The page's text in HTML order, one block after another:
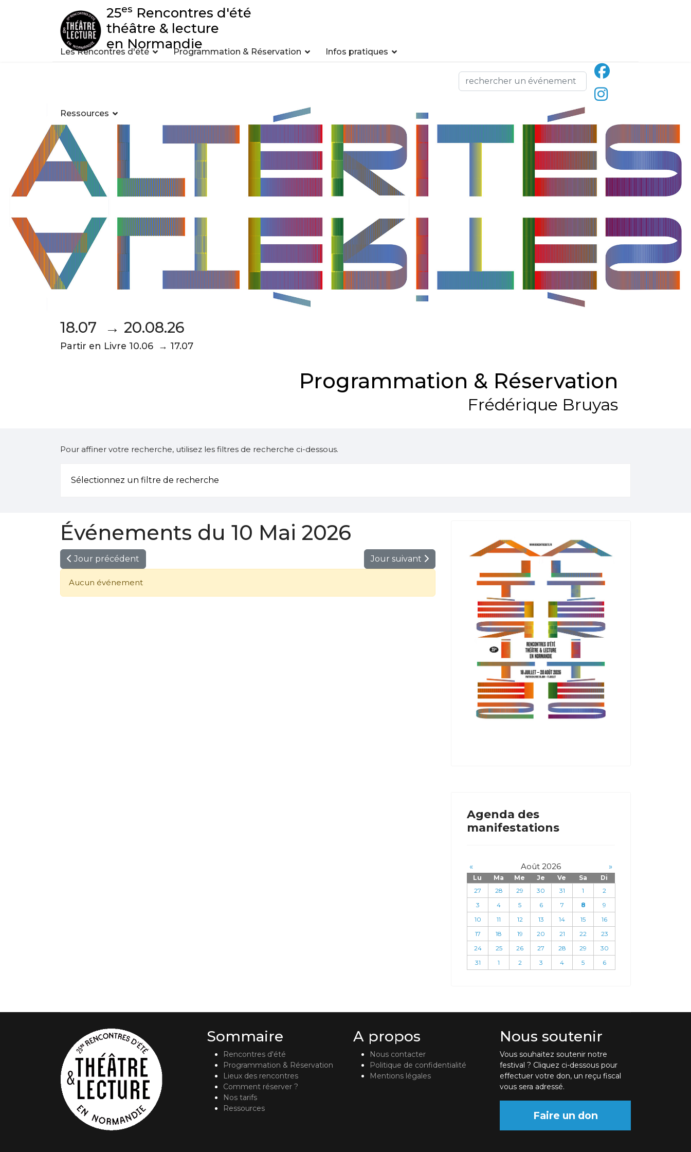
25es Rencontres d'été
théâtre & lecture
en Normandie
Les Rencontres d'été Programmation & Réservation Infos pratiques
Ressources
18.07 → 20.08.26
Partir en Livre 10.06 → 17.07
Programmation & Réservation
Frédérique Bruyas
Pour affiner votre recherche, utilisez les filtres de recherche ci-dessous.
Sélectionnez un filtre de recherche
Événements du 10 Mai 2026
Jour précédent Jour suivant
Aucun événement
Agenda des
manifestations
« Août 2026 »
Lu Ma Me Je Ve Sa
Di
27
28 29 30 31 1
2
3
4 5 6 7 8
9
10
11 12 13 14 15
16
17
18 19 20 21 22
23
24
25 26 27 28 29
30
31
1 2 3 4 5 6
Sommaire
Rencontres d'été
Programmation & Réservation
Lieux des rencontres
Comment réserver ?
Nos tarifs
Ressources
A propos
Nous contacter
Politique de confidentialité
Mentions légales
Nous soutenir
Vous souhaitez soutenir notre
festival ? Cliquez ci-dessous pour
effectuer votre don, un reçu fiscal
vous sera adressé.
Faire un don